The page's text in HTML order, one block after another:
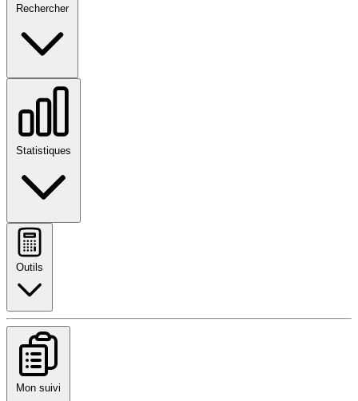
Rechercher
Statistiques
Outils
Mon suivi